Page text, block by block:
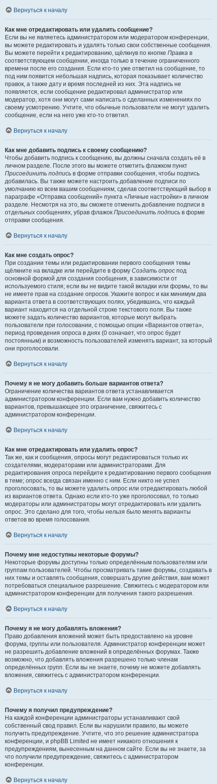
Вернуться к началу
Как мне отредактировать или удалить сообщение?
Если вы не являетесь администратором или модератором конференции,
вы можете редактировать и удалять только свои собственные сообщения.
Вы можете перейти к редактированию, щёлкнув по кнопке Правка в
соответствующем сообщении, иногда только в течение ограниченного
времени после его создания. Если кто-то уже ответил на сообщение, то
под ним появится небольшая надпись, которая показывает количество
правок, а также дату и время последней из них. Эта надпись не
появляется, если сообщение редактировал администратор или
модератор, хотя они могут сами написать о сделанных изменениях по
своему усмотрению. Учтите, что обычные пользователи не могут удалить
сообщение, если на него уже кто-то ответил.
Вернуться к началу
Как мне добавить подпись к своему сообщению?
Чтобы добавить подпись к сообщению, вы должны сначала создать её в
личном разделе. После этого вы можете отметить флажком пункт
Присоединить подпись в форме отправки сообщения, чтобы подпись
добавилась. Вы также можете настроить добавление подписи по
умолчанию ко всем вашим сообщениям, сделав соответствующий выбор в
параграфе «Отправка сообщений» пункта «Личные настройки» в личном
разделе. Несмотря на это, вы сможете отменить добавление подписи в
отдельных сообщениях, убрав флажок Присоединить подпись в форме
отправки сообщения.
Вернуться к началу
Как мне создать опрос?
При создании темы или редактировании первого сообщения темы
щёлкните на вкладке или перейдите в форму Создать опрос под
основной формой для создания сообщения, в зависимости от
используемого стиля; если вы не видите такой вкладки или формы, то вы
не имеете прав на создание опросов. Укажите вопрос и как минимум два
варианта ответа в соответствующих полях, убедившись, что каждый
вариант находится на отдельной строке текстового поля. Вы также
можете задать количество вариантов, которые могут выбрать
пользователи при голосовании, с помощью опции «Вариантов ответа»,
период проведения опроса в днях (0 означает, что опрос будет
постоянным) и возможность пользователей изменять вариант, за который
они проголосовали.
Вернуться к началу
Почему я не могу добавить больше вариантов ответа?
Ограничение количества вариантов ответа устанавливается
администратором конференции. Если вам нужно добавить количество
вариантов, превышающее это ограничение, свяжитесь с
администратором конференции.
Вернуться к началу
Как мне отредактировать или удалить опрос?
Так же, как и сообщения, опросы могут редактироваться только их
создателями, модераторами или администраторами. Для
редактирования опроса перейдите к редактированию первого сообщения
в теме; опрос всегда связан именно с ним. Если никто не успел
проголосовать, то вы можете удалить опрос или отредактировать любой
из вариантов ответа. Однако если кто-то уже проголосовал, то только
модераторы или администраторы могут отредактировать или удалить
опрос. Это сделано для того, чтобы нельзя было менять варианты
ответов во время голосования.
Вернуться к началу
Почему мне недоступны некоторые форумы?
Некоторые форумы доступны только определённым пользователям или
группам пользователей. Чтобы просматривать такие форумы, создавать в
них темы и оставлять сообщения, совершать другие действия, вам может
потребоваться специальное разрешение. Свяжитесь с модератором или
администратором конференции для получения такого разрешения.
Вернуться к началу
Почему я не могу добавлять вложения?
Право добавления вложений может быть предоставлено на уровне
форума, группы или пользователя. Администратор конференции может
не разрешить добавление вложений в определённых форумах. Также
возможно, что добавлять вложения разрешено только членам
определённых групп. Если вы не знаете, почему не можете добавлять
вложения, свяжитесь с администратором конференции.
Вернуться к началу
Почему я получил предупреждение?
На каждой конференции администраторы устанавливают свой
собственный свод правил. Если вы нарушили правило, вы можете
получить предупреждение. Учтите, что это решение администратора
конференции, и phpBB Limited не имеет никакого отношения к
предупреждениям, вынесенным на данном сайте. Если вы не знаете, за
что получили предупреждение, свяжитесь с администратором
конференции.
Вернуться к началу